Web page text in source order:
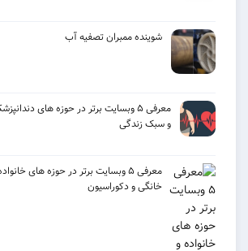
شوینده ممبران تصفیه آب
معرفی ۵ وبسایت برتر در حوزه های دندانپزشکی و پزشکی
و سبک زندگی
معرفی ۵ وبسایت برتر در حوزه های خانواده و لوازم
خانگی و دکوراسیون